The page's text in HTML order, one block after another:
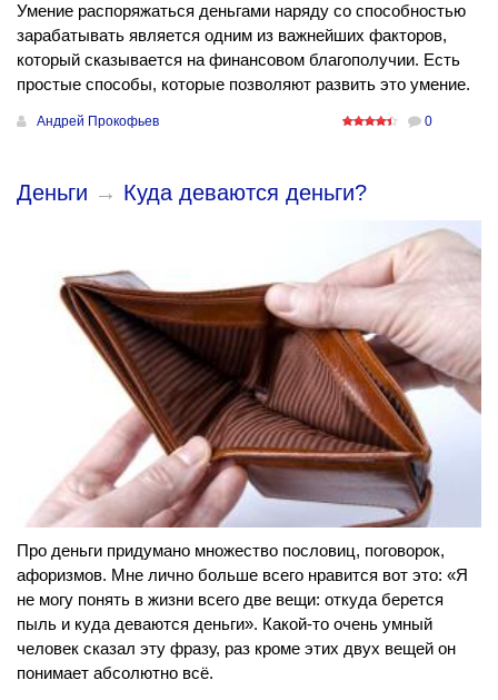
Умение распоряжаться деньгами наряду со способностью
зарабатывать является одним из важнейших факторов,
который сказывается на финансовом благополучии. Есть
простые способы, которые позволяют развить это умение.
Андрей Прокофьев 0
Деньги → Куда деваются деньги?
Про деньги придумано множество пословиц, поговорок,
афоризмов. Мне лично больше всего нравится вот это: «Я
не могу понять в жизни всего две вещи: откуда берется
пыль и куда деваются деньги». Какой-то очень умный
человек сказал эту фразу, раз кроме этих двух вещей он
понимает абсолютно всё.